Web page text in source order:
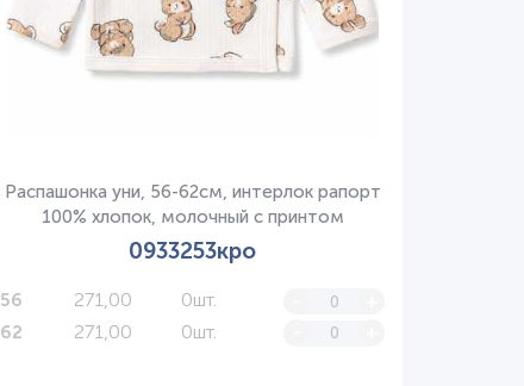
Нет в наличии
Распашонка уни, 56-62см, интерлок рапорт
100% хлопок, молочный с принтом
0933253кро
56 271,00 0шт.
62 271,00 0шт.